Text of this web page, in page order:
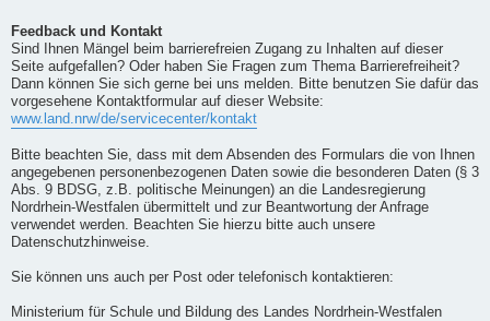
Feedback und Kontakt
Sind Ihnen Mängel beim barrierefreien Zugang zu Inhalten auf dieser
Seite aufgefallen? Oder haben Sie Fragen zum Thema Barrierefreiheit?
Dann können Sie sich gerne bei uns melden. Bitte benutzen Sie dafür das
vorgesehene Kontaktformular auf dieser Website:
www.land.nrw/de/servicecenter/kontakt
Bitte beachten Sie, dass mit dem Absenden des Formulars die von Ihnen
angegebenen personenbezogenen Daten sowie die besonderen Daten (§ 3
Abs. 9 BDSG, z.B. politische Meinungen) an die Landesregierung
Nordrhein-Westfalen übermittelt und zur Beantwortung der Anfrage
verwendet werden. Beachten Sie hierzu bitte auch unsere
Datenschutzhinweise.
Sie können uns auch per Post oder telefonisch kontaktieren:
Ministerium für Schule und Bildung des Landes Nordrhein-Westfalen